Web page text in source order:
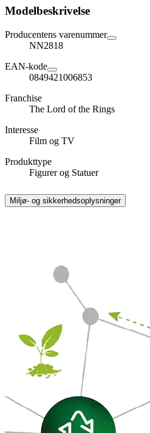
Modelbeskrivelse
Producentens varenummer
NN2818
EAN-kode
0849421006853
Franchise
The Lord of the Rings
Interesse
Film og TV
Produkttype
Figurer og Statuer
Miljø- og sikkerhedsoplysninger